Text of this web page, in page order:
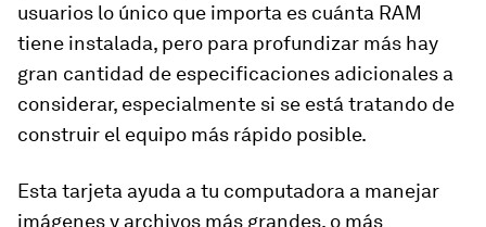
usuarios lo único que importa es cuánta RAM
tiene instalada, pero para profundizar más hay
gran cantidad de especificaciones adicionales a
considerar, especialmente si se está tratando de
construir el equipo más rápido posible.
Esta tarjeta ayuda a tu computadora a manejar
imágenes y archivos más grandes, o más